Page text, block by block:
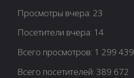
Просмотры вчера: 23
Посетители вчера: 14
Всего просмотров: 1 299 439
Всего посетителей:389 672